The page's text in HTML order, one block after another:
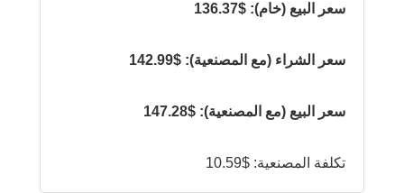
سعر البيع (خام): $136.37
سعر الشراء (مع المصنعية): $142.99
سعر البيع (مع المصنعية): $147.28
تكلفة المصنعية: $10.59